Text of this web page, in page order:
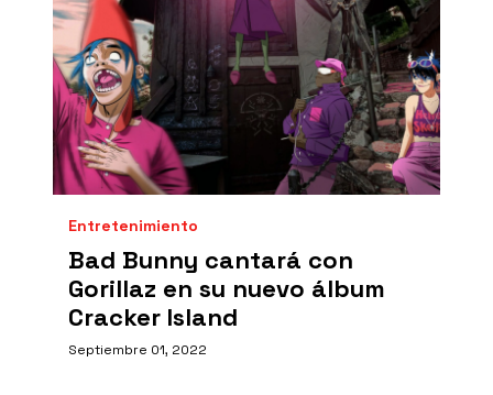
Entretenimiento
Bad Bunny cantará con
Gorillaz en su nuevo álbum
Cracker Island
Septiembre 01, 2022